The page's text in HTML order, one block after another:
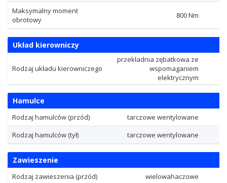
Maksymalny moment
obrotowy
800Nm
Układ kierowniczy
Rodzaj układu kierowniczego
przekładnia zębatkowa ze
wspomaganiem
elektrycznym
Hamulce
Rodzaj hamulców (przód)
tarczowe wentylowane
Rodzaj hamulców (tył)
tarczowe wentylowane
Zawieszenie
Rodzaj zawieszenia (przód)
wielowahaczowe